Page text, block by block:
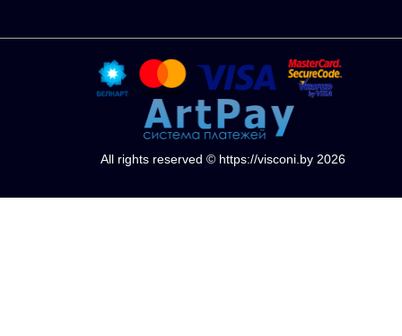
All rights reserved © https://visconi.by 2026